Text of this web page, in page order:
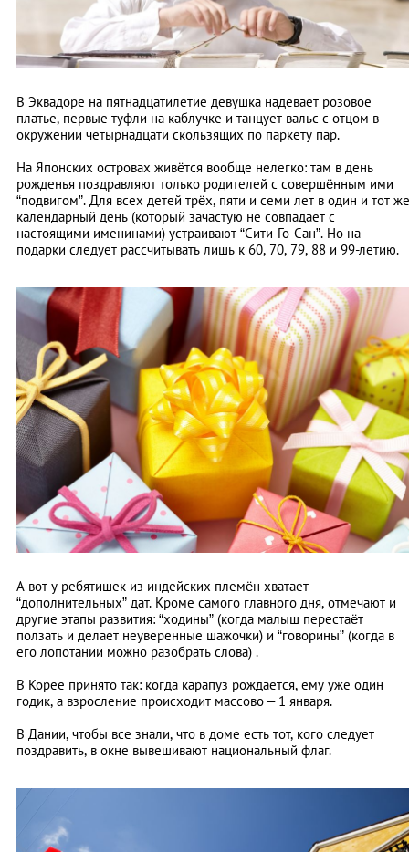
В Эквадоре на пятнадцатилетие девушка надевает розовое
платье, первые туфли на каблучке и танцует вальс с отцом в
окружении четырнадцати скользящих по паркету пар.
На Японских островах живётся вообще нелегко: там в день
рожденья поздравляют только родителей с совершённым ими
“подвигом”. Для всех детей трёх, пяти и семи лет в один и тот же
календарный день (который зачастую не совпадает с
настоящими именинами) устраивают “Сити-Го-Сан”. Но на
подарки следует рассчитывать лишь к 60, 70, 79, 88 и 99-летию.
А вот у ребятишек из индейских племён хватает
“дополнительных” дат. Кроме самого главного дня, отмечают и
другие этапы развития: “ходины” (когда малыш перестаёт
ползать и делает неуверенные шажочки) и “говорины” (когда в
его лопотании можно разобрать слова) .
В Корее принято так: когда карапуз рождается, ему уже один
годик, а взросление происходит массово – 1 января.
В Дании, чтобы все знали, что в доме есть тот, кого следует
поздравить, в окне вывешивают национальный флаг.